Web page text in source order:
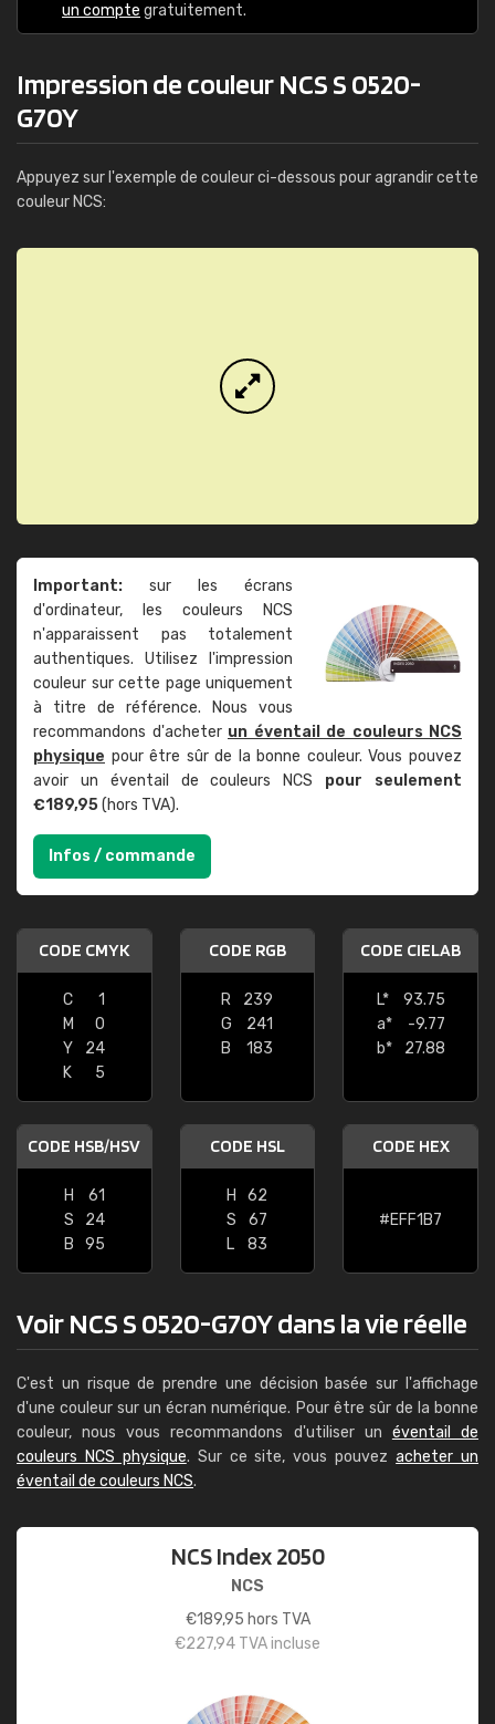
un compte gratuitement.
Impression de couleur NCS S 0520-
G70Y
Appuyez sur l'exemple de couleur ci-dessous pour agrandir cette
couleur NCS:
Important: sur les écrans
d'ordinateur, les couleurs NCS
n'apparaissent pas totalement
authentiques. Utilisez l'impression
couleur sur cette page uniquement
à titre de référence. Nous vous
recommandons d'acheter un éventail de couleurs NCS
physique pour être sûr de la bonne couleur. Vous pouvez
avoir un éventail de couleurs NCS pour seulement
€189,95(hors TVA).
Infos / commande
CODE CMYK
C
1
M
0
Y
24
K
5
CODE RGB
R
239
G
241
B
183
CODE CIELAB
L*
93.75
a*
-9.77
b*
27.88
CODE HSB/HSV
H
61
S
24
B
95
CODE HSL
H
62
S
67
L
83
CODE HEX
#EFF1B7
Voir NCS S 0520-G70Y dans la vie réelle
C'est un risque de prendre une décision basée sur l'affichage
d'une couleur sur un écran numérique. Pour être sûr de la bonne
couleur, nous vous recommandons d'utiliser un éventail de
couleurs NCS physique. Sur ce site, vous pouvezacheter un
éventail de couleurs NCS.
NCS Index 2050
NCS
€189,95 hors TVA
€227,94 TVA incluse